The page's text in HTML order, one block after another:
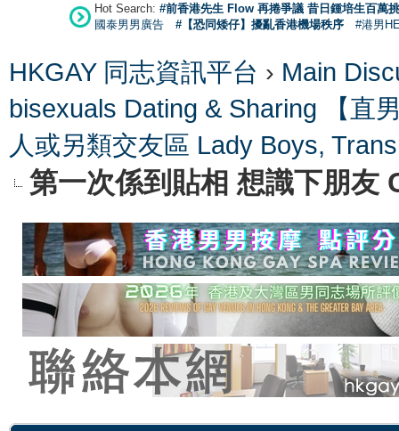
Hot Search: #前香港先生 Flow 再捲爭議 昔日鍾培生百萬
國泰男男廣告
#【恐同矮仔】擾亂香港機場秩序 #港男
HKGAY 同志資訊平台 › Main
bisexuals Dating & Sharing 【直
人或另類交友區 Lady Boys,
第一次係到貼相 想識下朋